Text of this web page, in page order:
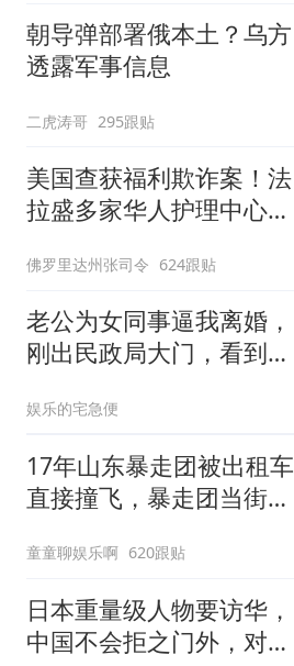
朝导弹部署俄本土？乌方
透露军事信息
二虎涛哥 295跟贴
美国查获福利欺诈案！法
拉盛多家华人护理中心欺
佛罗里达州张司令 624跟贴
老公为女同事逼我离婚，
刚出民政局大门，看到我
娱乐的宅急便
17年山东暴走团被出租车
直接撞飞，暴走团当街拦
童童聊娱乐啊 620跟贴
日本重量级人物要访华，
中国不会拒之门外，对日